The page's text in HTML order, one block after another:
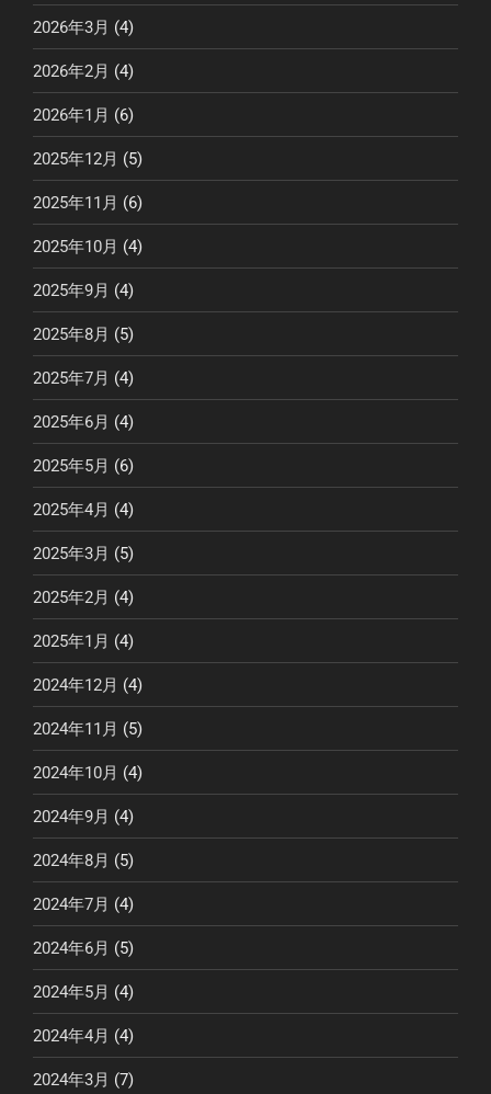
2026年3月 (4)
2026年2月 (4)
2026年1月 (6)
2025年12月 (5)
2025年11月 (6)
2025年10月 (4)
2025年9月 (4)
2025年8月 (5)
2025年7月 (4)
2025年6月 (4)
2025年5月 (6)
2025年4月 (4)
2025年3月 (5)
2025年2月 (4)
2025年1月 (4)
2024年12月 (4)
2024年11月 (5)
2024年10月 (4)
2024年9月 (4)
2024年8月 (5)
2024年7月 (4)
2024年6月 (5)
2024年5月 (4)
2024年4月 (4)
2024年3月 (7)